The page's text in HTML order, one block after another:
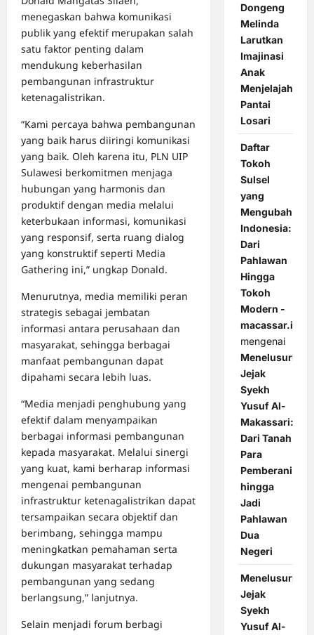
menegaskan bahwa komunikasi
publik yang efektif merupakan salah
satu faktor penting dalam
mendukung keberhasilan
pembangunan infrastruktur
ketenagalistrikan.
“Kami percaya bahwa pembangunan
yang baik harus diiringi komunikasi
yang baik. Oleh karena itu, PLN UIP
Sulawesi berkomitmen menjaga
hubungan yang harmonis dan
produktif dengan media melalui
keterbukaan informasi, komunikasi
yang responsif, serta ruang dialog
yang konstruktif seperti Media
Gathering ini,” ungkap Donald.
Menurutnya, media memiliki peran
strategis sebagai jembatan
informasi antara perusahaan dan
masyarakat, sehingga berbagai
manfaat pembangunan dapat
dipahami secara lebih luas.
“Media menjadi penghubung yang
efektif dalam menyampaikan
berbagai informasi pembangunan
kepada masyarakat. Melalui sinergi
yang kuat, kami berharap informasi
mengenai pembangunan
infrastruktur ketenagalistrikan dapat
tersampaikan secara objektif dan
berimbang, sehingga mampu
meningkatkan pemahaman serta
dukungan masyarakat terhadap
pembangunan yang sedang
berlangsung,” lanjutnya.
Selain menjadi forum berbagi
Dongeng
Melinda
Larutkan
Imajinasi
Anak
Menjelajah
Pantai
Losari
Daftar
Tokoh
Sulsel
yang
Mengubah
Indonesia:
Dari
Pahlawan
Hingga
Tokoh
Modern -
macassar.id
mengenai
Menelusuri
Jejak
Syekh
Yusuf Al-
Makassari:
Dari Tanah
Para
Pemberani
hingga
Jadi
Pahlawan
Dua
Negeri
Menelusuri
Jejak
Syekh
Yusuf Al-